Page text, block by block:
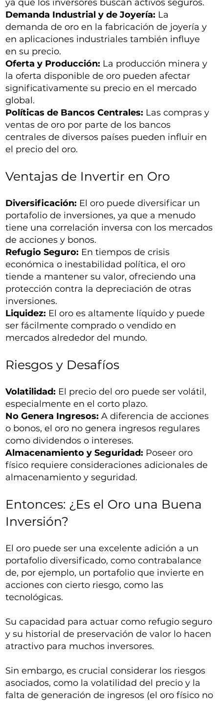
ya que los inversores buscan activos seguros.
Demanda Industrial y de Joyería: La
demanda de oro en la fabricación de joyería y
en aplicaciones industriales también influye
en su precio.
Oferta y Producción: La producción minera y
la oferta disponible de oro pueden afectar
significativamente su precio en el mercado
global.
Políticas de Bancos Centrales: Las compras y
ventas de oro por parte de los bancos
centrales de diversos países pueden influir en
el precio del oro.
Ventajas de Invertir en Oro
Diversificación: El oro puede diversificar un
portafolio de inversiones, ya que a menudo
tiene una correlación inversa con los mercados
de acciones y bonos.
Refugio Seguro: En tiempos de crisis
económica o inestabilidad política, el oro
tiende a mantener su valor, ofreciendo una
protección contra la depreciación de otras
inversiones.
Liquidez: El oro es altamente líquido y puede
ser fácilmente comprado o vendido en
mercados alrededor del mundo.
Riesgos y Desafíos
Volatilidad: El precio del oro puede ser volátil,
especialmente en el corto plazo.
No Genera Ingresos: A diferencia de acciones
o bonos, el oro no genera ingresos regulares
como dividendos o intereses.
Almacenamiento y Seguridad: Poseer oro
físico requiere consideraciones adicionales de
almacenamiento y seguridad.
Entonces: ¿Es el Oro una Buena
Inversión?
El oro puede ser una excelente adición a un
portafolio diversificado, como contrabalance
de, por ejemplo, un portafolio que invierte en
acciones con cierto riesgo, como las
tecnológicas.
Su capacidad para actuar como refugio seguro
y su historial de preservación de valor lo hacen
atractivo para muchos inversores.
Sin embargo, es crucial considerar los riesgos
asociados, como la volatilidad del precio y la
falta de generación de ingresos (el oro físico no